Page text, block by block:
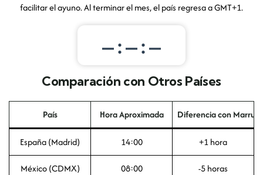
facilitar el ayuno. Al terminar el mes, el país regresa a GMT+1.
–:–:–
Comparación con Otros Países
País Hora Aproximada Diferencia con
España (Madrid) 14:00 +1 hora
México (CDMX) 08:00 -5 horas